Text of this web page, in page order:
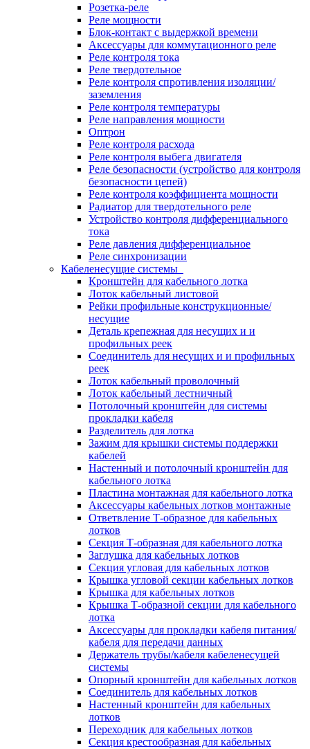
Розетка-реле
Реле мощности
Блок-контакт с выдержкой времени
Аксессуары для коммутационного реле
Реле контроля тока
Реле твердотельное
Реле контроля спротивления изоляции/
заземления
Реле контроля температуры
Реле направления мощности
Оптрон
Реле контроля расхода
Реле контроля выбега двигателя
Реле безопасности (устройство для контроля
безопасности цепей)
Реле контроля коэффициента мощности
Радиатор для твердотельного реле
Устройство контроля дифференциального
тока
Реле давления дифференциальное
Реле синхронизации
Кабеленесущие системы
Кронштейн для кабельного лотка
Лоток кабельный листовой
Рейки профильные конструкционные/
несущие
Деталь крепежная для несущих и и
профильных реек
Соединитель для несущих и и профильных
реек
Лоток кабельный проволочный
Лоток кабельный лестничный
Потолочный кронштейн для системы
прокладки кабеля
Разделитель для лотка
Зажим для крышки системы поддержки
кабелей
Настенный и потолочный кронштейн для
кабельного лотка
Пластина монтажная для кабельного лотка
Аксессуары кабельных лотков монтажные
Ответвление Т-образное для кабельных
лотков
Секция Т-образная для кабельного лотка
Заглушка для кабельных лотков
Секция угловая для кабельных лотков
Крышка угловой секции кабельных лотков
Крышка для кабельных лотков
Крышка Т-образной секции для кабельного
лотка
Аксессуары для прокладки кабеля питания/
кабеля для передачи данных
Держатель трубы/кабеля кабеленесущей
системы
Опорный кронштейн для кабельных лотков
Соединитель для кабельных лотков
Настенный кронштейн для кабельных
лотков
Переходник для кабельных лотков
Секция крестообразная для кабельных